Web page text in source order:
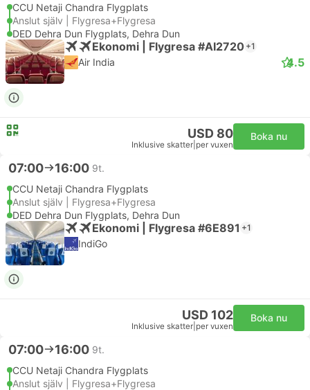
CCU Netaji Chandra Flygplats
Anslut själv | Flygresa+Flygresa
DED Dehra Dun Flygplats, Dehra Dun
Ekonomi | Flygresa #AI2720 +1
Air India 4.5
USD 80
Inklusive skatter per vuxen
Boka nu
07:00 16:00 9t.
CCU Netaji Chandra Flygplats
Anslut själv | Flygresa+Flygresa
DED Dehra Dun Flygplats, Dehra Dun
Ekonomi | Flygresa #6E891 +1
IndiGo
USD 102
Inklusive skatter per vuxen
Boka nu
07:00 16:00 9t.
CCU Netaji Chandra Flygplats
Anslut själv | Flygresa+Flygresa